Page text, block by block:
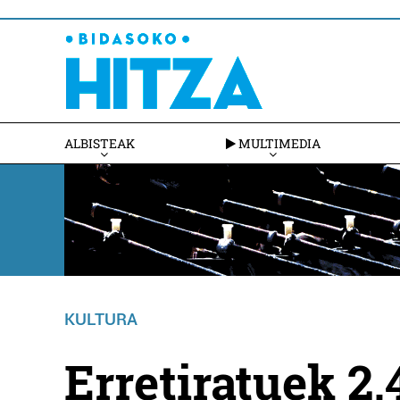
ALBISTEAK MULTIMEDIA
KULTURA
Erretiratuek